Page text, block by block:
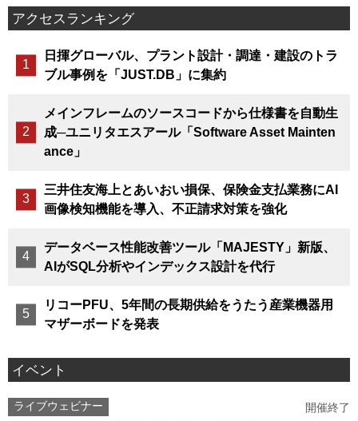
アクセスランキング
日揮グローバル、プラント設計・調達・建設のトラ
ブル事例を「JUST.DB」に集約
メインフレームのソースコードから仕様書を自動生
成─ユニリタエスアール「Software Asset Mainten
ance」
三井住友海上とあいおい損保、保険金支払業務にAI
画像検知機能を導入、不正請求対策を強化
データベース性能改善ツール「MAJESTY」新版、
AIがSQL分析やインデックス設計を代行
リコーPFU、5年間の長期供給をうたう産業機器用
マザーボードを発表
イベント
ライブウェビナー 開催終了